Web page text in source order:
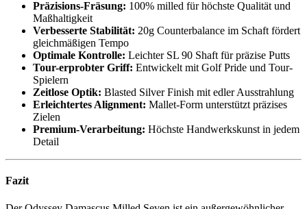
Präzisions-Fräsung: 100% milled für höchste Qualität und
Maßhaltigkeit
Verbesserte Stabilität: 20g Counterbalance im Schaft fördert
gleichmäßigen Tempo
Optimale Kontrolle: Leichter SL 90 Shaft für präzise Putts
Tour-erprobter Griff: Entwickelt mit Golf Pride und Tour-
Spielern
Zeitlose Optik: Blasted Silver Finish mit edler Ausstrahlung
Erleichtertes Alignment: Mallet-Form unterstützt präzises
Zielen
Premium-Verarbeitung: Höchste Handwerkskunst in jedem
Detail
Fazit